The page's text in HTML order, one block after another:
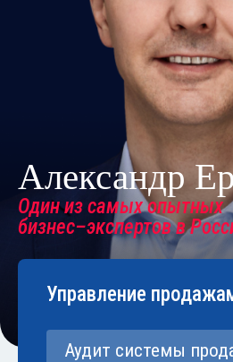
Александр
Один из самых опытных
бизнес–экспертов в
Управление
Аудит системы